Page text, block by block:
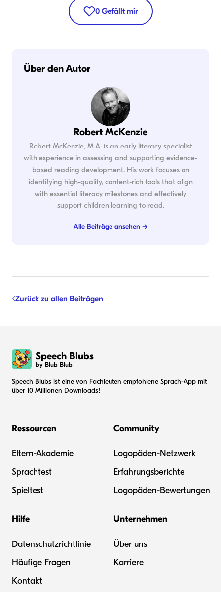
0 Gefällt mir
Über den Autor
Robert McKenzie
Robert McKenzie, M.A. is an early literacy specialist
with experience in assessing and supporting evidence-
based reading development. His work focuses on
identifying high-quality, content-rich tools that align
with essential literacy milestones and effectively
support children learning to read.
Alle Beiträge ansehen →
Zurück zu allen Beiträgen
Speech Blubs
by Blub Blub
Speech Blubs ist eine von Fachleuten empfohlene Sprach-App mit
über 10 Millionen Downloads!
Ressourcen
Eltern-Akademie
Sprachtest
Spieltest
Community
Logopäden-Netzwerk
Erfahrungsberichte
Logopäden-Bewertungen
Hilfe
Datenschutzrichtlinie
Häufige Fragen
Kontakt
Unternehmen
Über uns
Karriere